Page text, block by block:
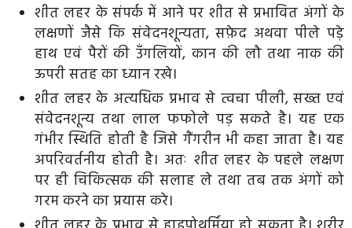
शीत लहर के संपर्क में आने पर शीत से प्रभावित अंगों के
लक्षणों जैसे कि संवेदनशून्यता, सफ़ेद अथवा पीले पड़े
हाथ एवं पैरों की उँगलियों, कान की लौ तथा नाक की
ऊपरी सतह का ध्यान रखे।
शीत लहर के अत्यधिक प्रभाव से त्वचा पीली, सख्त एवं
संवेदनशून्य तथा लाल फफोले पड़ सकते है। यह एक
गंभीर स्थिति होती है जिसे गैंगरीन भी कहा जाता है। यह
अपरिवर्तनीय होती है। अतः शीत लहर के पहले लक्षण
पर ही चिकित्सक की सलाह ले तथा तब तक अंगों को
गरम करने का प्रयास करे।